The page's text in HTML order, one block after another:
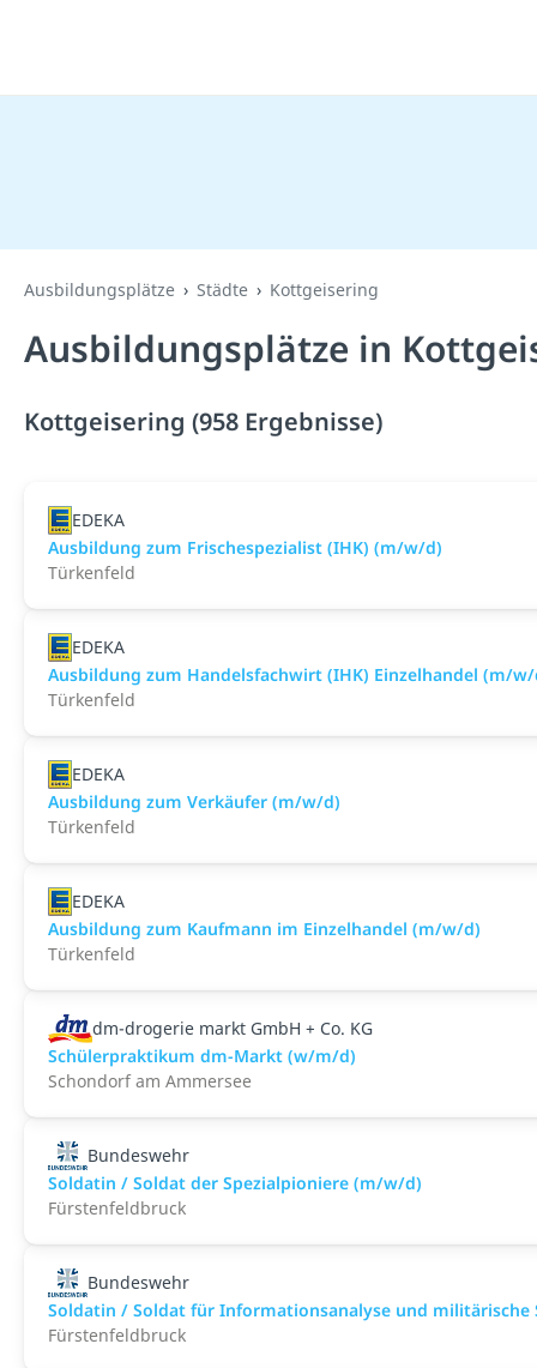
Ausbildungsplätze Städte Kottgeisering
Ausbildungsplätze in
Kottgeisering (958 Ergebnisse)
EDEKA
Ausbildung zum Frischespezialist (IHK) (m/w/d)
Türkenfeld
EDEKA
Ausbildung zum Handelsfachwirt (IHK) Einzelhandel (m/
Türkenfeld
EDEKA
Ausbildung zum Verkäufer (m/w/d)
Türkenfeld
EDEKA
Ausbildung zum Kaufmann im Einzelhandel (m/w/d)
Türkenfeld
dm-drogerie markt GmbH + Co. KG
Schülerpraktikum dm-Markt (w/m/d)
Schondorf am Ammersee
Bundeswehr
Soldatin / Soldat der Spezialpioniere (m/w/d)
Fürstenfeldbruck
Bundeswehr
Soldatin / Soldat für Informationsanalyse und
Fürstenfeldbruck